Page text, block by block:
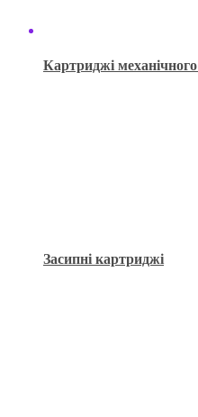
Картриджі
Засипні картриджі